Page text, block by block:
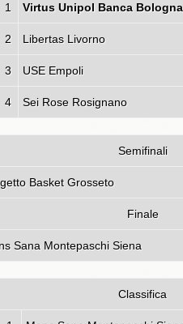
1 Virtus Unipol Banca Bologna
2 Libertas Livorno
3 USE Empoli
4 Sei Rose Rosignano
Semifinali
– Progetto
Finale
– Mens Sana
Classifica